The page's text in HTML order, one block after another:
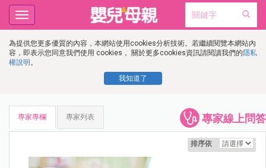
為提供您更多優質的內容，本網站使用cookies分析技術。若繼續閱覽本網站內
容，即表示您同意我們使用 cookies， 關於更多cookies資訊請閱讀我們的隱私
權說明 。
我知道了
Toggle
navigation
專家線上問答
專家專欄 專家列表
排序依